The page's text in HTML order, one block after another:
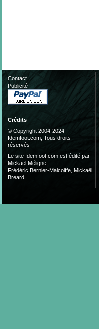
Contact
Publicité
Crédits
© Copyright 2004-2024
Idemfoot.com, Tous droits
réservés
Le site Idemfoot.com est édité par
Mickaël Méligne,
Frédéric Bernier-Malcoiffe, Mickaël
Breard.